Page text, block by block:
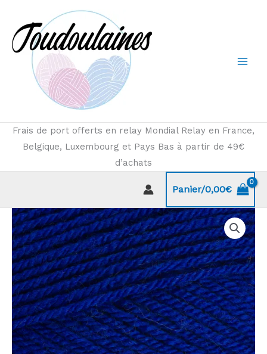
contenu
Frais de port offerts en relay Mondial Relay en France,
Belgique, Luxembourg et Pays Bas à partir de 49€
d’achats
Panier/0,00€